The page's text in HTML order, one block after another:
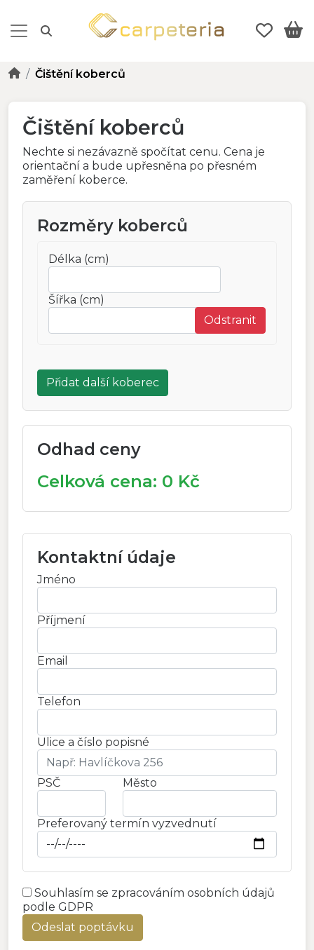
Čištění koberců
Čištění koberců
Nechte si nezávazně spočítat cenu. Cena je
orientační a bude upřesněna po přesném
zaměření koberce.
Rozměry koberců
Délka (cm)
Šířka (cm)
Odstranit
Přidat další koberec
Odhad ceny
Celková cena: 0 Kč
Kontaktní údaje
Jméno
Příjmení
Email
Telefon
Ulice a číslo popisné
PSČ Město
Preferovaný termín vyzvednutí
Souhlasím se zpracováním osobních údajů
podle GDPR
Odeslat poptávku